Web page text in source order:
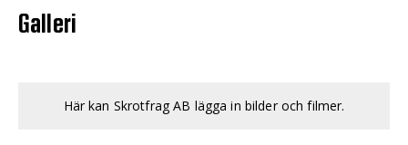
Galleri
Här kan Skrotfrag AB lägga in bilder och filmer.